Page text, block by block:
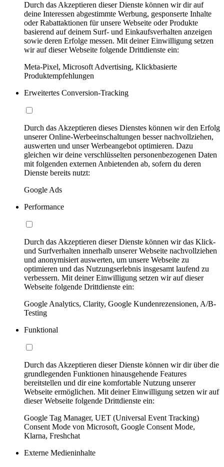
Durch das Akzeptieren dieser Dienste können wir dir auf
deine Interessen abgestimmte Werbung, gesponserte Inhalte
oder Rabattaktionen für unsere Webseite oder Produkte
basierend auf deinem Surf- und Einkaufsverhalten anzeigen
sowie deren Erfolge messen. Mit deiner Einwilligung setzen
wir auf dieser Webseite folgende Drittdienste ein:
Meta-Pixel, Microsoft Advertising, Klickbasierte
Produktempfehlungen
Erweitertes Conversion-Tracking
Durch das Akzeptieren dieses Dienstes können wir den Erfolg
unserer Online-Werbeeinschaltungen besser nachvollziehen,
auswerten und unser Werbeangebot optimieren. Dazu
gleichen wir deine verschlüsselten personenbezogenen Daten
mit folgenden externen Anbietenden ab, sofern du deren
Dienste bereits nutzt:
Google Ads
Performance
Durch das Akzeptieren dieser Dienste können wir das Klick-
und Surfverhalten innerhalb unserer Webseite nachvollziehen
und anonymisiert auswerten, um unsere Webseite zu
optimieren und das Nutzungserlebnis insgesamt laufend zu
verbessern. Mit deiner Einwilligung setzen wir auf dieser
Webseite folgende Drittdienste ein:
Google Analytics, Clarity, Google Kundenrezensionen, A/B-
Testing
Funktional
Durch das Akzeptieren dieser Dienste können wir dir über die
grundlegenden Funktionen hinausgehende Features
bereitstellen und dir eine komfortable Nutzung unserer
Webseite ermöglichen. Mit deiner Einwilligung setzen wir auf
dieser Webseite folgende Drittdienste ein:
Google Tag Manager, UET (Universal Event Tracking)
Consent Mode von Microsoft, Google Consent Mode,
Klarna, Freshchat
Externe Medieninhalte